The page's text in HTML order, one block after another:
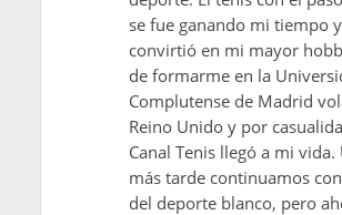
se fue ganando mi tiempo
convirtió en mi mayor
de formarme en la
Complutense de Madrid
Reino Unido y por
Canal Tenis llegó a mi vida.
más tarde continuamos
del deporte blanco, pero